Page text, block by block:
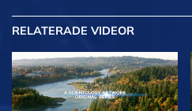
RELATERADE VIDEOR